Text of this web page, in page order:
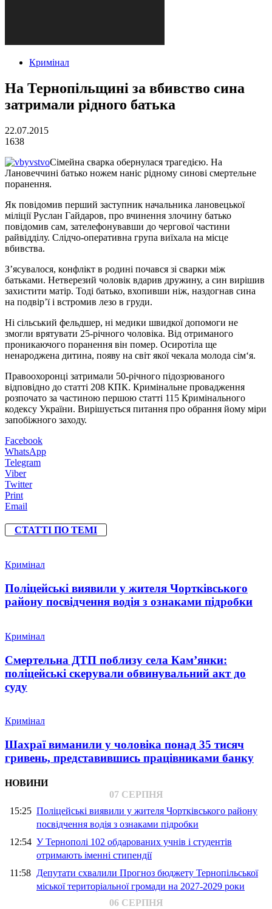
Кримінал
На Тернопільщині за вбивство сина
затримали рідного батька
22.07.2015
1638
Сімейна сварка обернулася трагедією. На
Лановеччині батько ножем наніс рідному синові смертельне
поранення.
Як повідомив перший заступник начальника лановецької
міліції Руслан Гайдаров, про вчинення злочину батько
повідомив сам, зателефонувавши до чергової частини
райвідділу. Слідчо-оперативна група виїхала на місце
вбивства.
З’ясувалося, конфлікт в родині почався зі сварки між
батьками. Нетверезий чоловік вдарив дружину, а син вирішив
захистити матір. Тоді батько, вхопивши ніж, наздогнав сина
на подвір’ї і встромив лезо в груди.
Ні сільський фельдшер, ні медики швидкої допомоги не
змогли врятувати 25-річного чоловіка. Від отриманого
проникаючого поранення він помер. Осиротіла ще
ненароджена дитина, появу на світ якої чекала молода сім‘я.
Правоохоронці затримали 50-річного підозрюваного
відповідно до статті 208 КПК. Кримінальне провадження
розпочато за частиною першою статті 115 Кримінального
кодексу України. Вирішується питання про обрання йому міри
запобіжного заходу.
Facebook
WhatsApp
Telegram
Viber
Twitter
Print
Email
СТАТТІ ПО ТЕМІ
Кримінал
Поліцейські виявили у жителя Чортківського
району посвідчення водія з ознаками підробки
Кримінал
Смертельна ДТП поблизу села Кам’янки:
поліцейські скерували обвинувальний акт до
суду
Кримінал
Шахраї виманили у чоловіка понад 35 тисяч
гривень, представившись працівниками банку
НОВИНИ
07 СЕРПНЯ
15:25 Поліцейські виявили у жителя Чортківського району
посвідчення водія з ознаками підробки
12:54 У Тернополі 102 обдарованих учнів і студентів
отримають іменні стипендії
11:58 Депутати схвалили Прогноз бюджету Тернопільської
міської територіальної громади на 2027-2029 роки
06 СЕРПНЯ